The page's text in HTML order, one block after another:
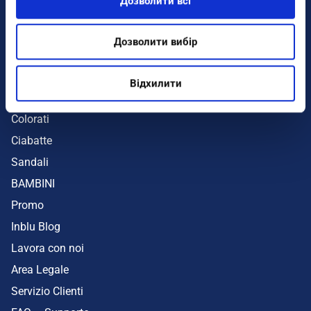
Дозволити вибір
Відхилити
UOMO
Colorati
Ciabatte
Sandali
BAMBINI
Promo
Inblu Blog
Lavora con noi
Area Legale
Servizio Clienti